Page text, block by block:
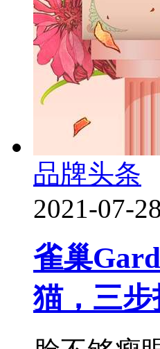
品牌头条
2021-07-
雀巢
猫，三